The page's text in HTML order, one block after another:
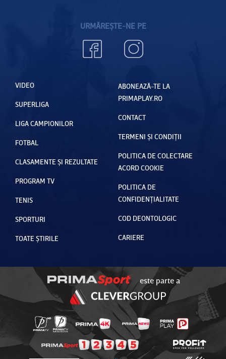
URMĂREȘTE-NE PE
VIDEO
SUPERLIGA
LIGA CAMPIONILOR
FOTBAL
CLASAMENTE ȘI REZULTATE
PROGRAM TV
TENIS
SPORTURI
TOATE ȘTIRILE
ABONEAZĂ-TE LA
PRIMAPLAY.RO
CONTACT
TERMENI ȘI CONDIȚII
POLITICA DE COLECTARE
ACORD COOKIE
POLITICA DE
CONFIDENȚIALITATE
COD DEONTOLOGIC
CARIERE
este parte a